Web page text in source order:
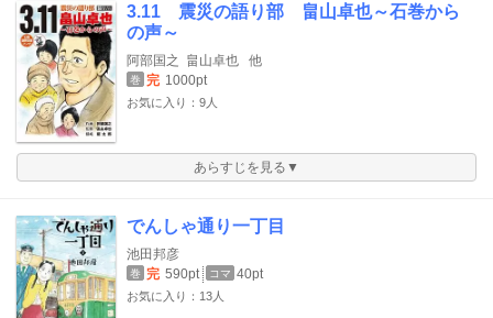
3.11 震災の語り部 畠山卓也～石巻から
の声～
阿部国之 畠山卓也 他
巻 完 1000pt
お気に入り：9人
あらすじを見る▼
でんしゃ通り一丁目
池田邦彦
巻 完 590pt コマ 40pt
お気に入り：13人